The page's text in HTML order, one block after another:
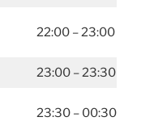
22:00 – 23:00
23:00 – 23:30
23:30 – 00:30